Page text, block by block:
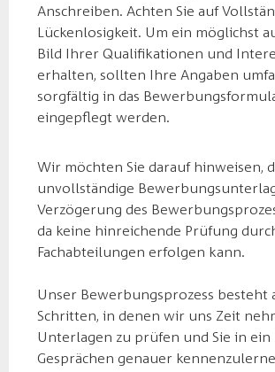
Anschreiben. Achten Sie auf
Lückenlosigkeit. Um ein möglichst
Bild Ihrer Qualifikationen und
erhalten, sollten Ihre Angaben
sorgfältig in das
eingepflegt werden.
Wir möchten Sie darauf hinweisen,
unvollständige
Verzögerung des
da keine hinreichende Prüfung
Fachabteilungen erfolgen kann.
Unser Bewerbungsprozess besteht
Schritten, in denen wir uns Zeit
Unterlagen zu prüfen und Sie in ein
Gesprächen genauer